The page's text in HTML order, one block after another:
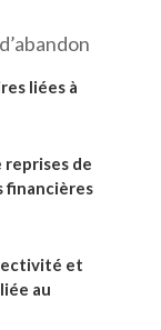
liées à
reprises de
financières
et
au